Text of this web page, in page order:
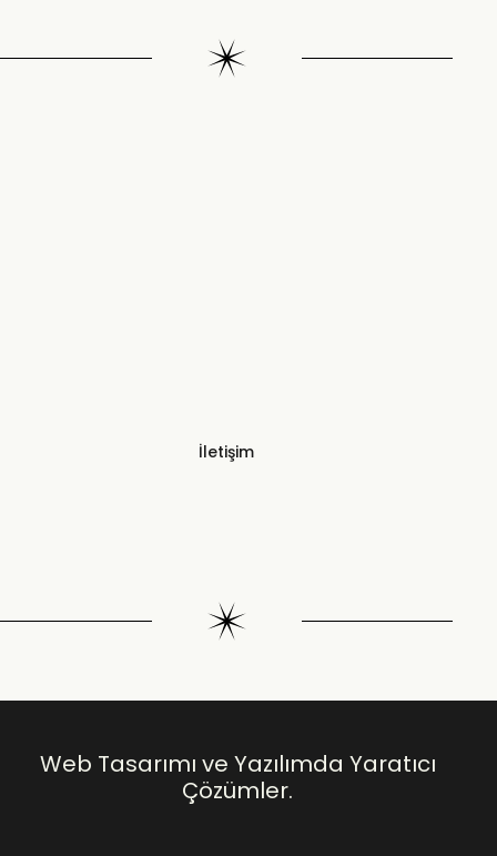
İletişim
Web Tasarımı ve Yazılımda Yaratıcı
Çözümler.